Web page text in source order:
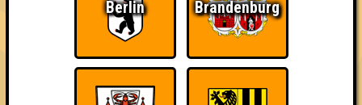
Berlin Brandenburg